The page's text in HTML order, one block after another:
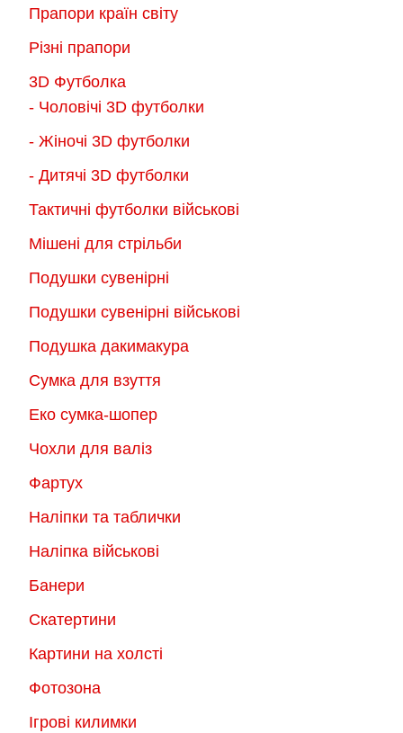
Прапори країн світу
Різні прапори
3D Футболка
- Чоловічі 3D футболки
- Жіночі 3D футболки
- Дитячі 3D футболки
Тактичні футболки військові
Мішені для стрільби
Подушки сувенірні
Подушки сувенірні військові
Подушка дакимакура
Сумка для взуття
Еко сумка-шопер
Чохли для валіз
Фартух
Наліпки та таблички
Наліпка військові
Банери
Скатертини
Картини на холсті
Фотозона
Ігрові килимки